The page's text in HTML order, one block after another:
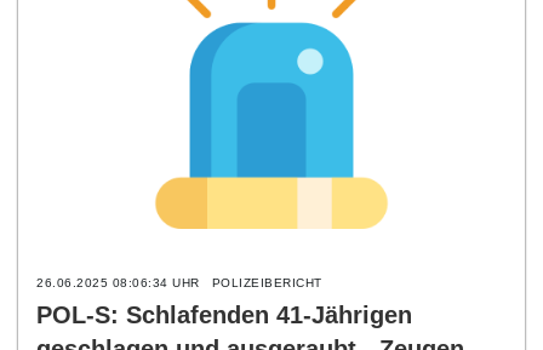
26.06.2025 08:06:34 UHR POLIZEIBERICHT
POL-S: Schlafenden 41-Jährigen